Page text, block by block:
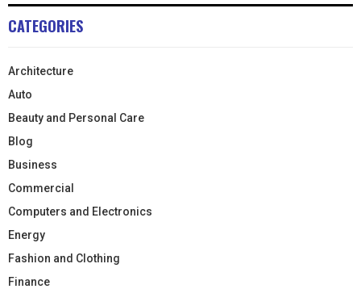
CATEGORIES
Architecture
Auto
Beauty and Personal Care
Blog
Business
Commercial
Computers and Electronics
Energy
Fashion and Clothing
Finance